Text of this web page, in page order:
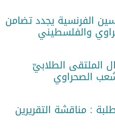
الفرنسية يجدد تضامن
والفلسطيني
الملتقى الطلابيّ
الصحراوي
: مناقشة التقريرين